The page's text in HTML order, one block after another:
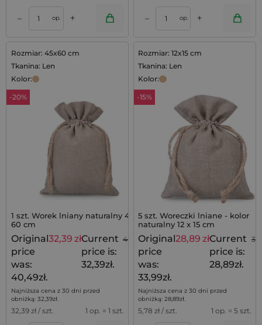
– op. + – op. +
Rozmiar: 45x60 cm
Tkanina: Len
Kolor:
-20%
1 szt. Worek lniany naturalny 45 x
60 cm
40,49 zł
Original
price
was:
40,49zł.
32,39 złCurrent
price is:
32,39zł.
Najniższa cena z 30 dni przed
obniżką: 32,39zł.
32,39 zł / szt. 1 op. = 1 szt.
Rozmiar: 12x15 cm
Tkanina: Len
Kolor:
-15%
5 szt. Woreczki lniane - kolor
naturalny 12 x 15 cm
Original
price
was:
33,99zł.
28,89 złCurrent
price is:
28,89zł.
Najniższa cena z 30 dni przed
obniżką:28,89zł.
5,78 zł / szt. 1 op. = 5 szt.